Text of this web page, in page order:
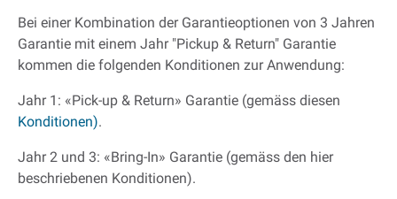
Bei einer Kombination der Garantieoptionen von 3 Jahren
Garantie mit einem Jahr "Pickup & Return" Garantie
kommen die folgenden Konditionen zur Anwendung:
Jahr 1: «Pick-up & Return» Garantie (gemäss diesen
Konditionen).
Jahr 2 und 3: «Bring-In» Garantie (gemäss den hier
beschriebenen Konditionen).